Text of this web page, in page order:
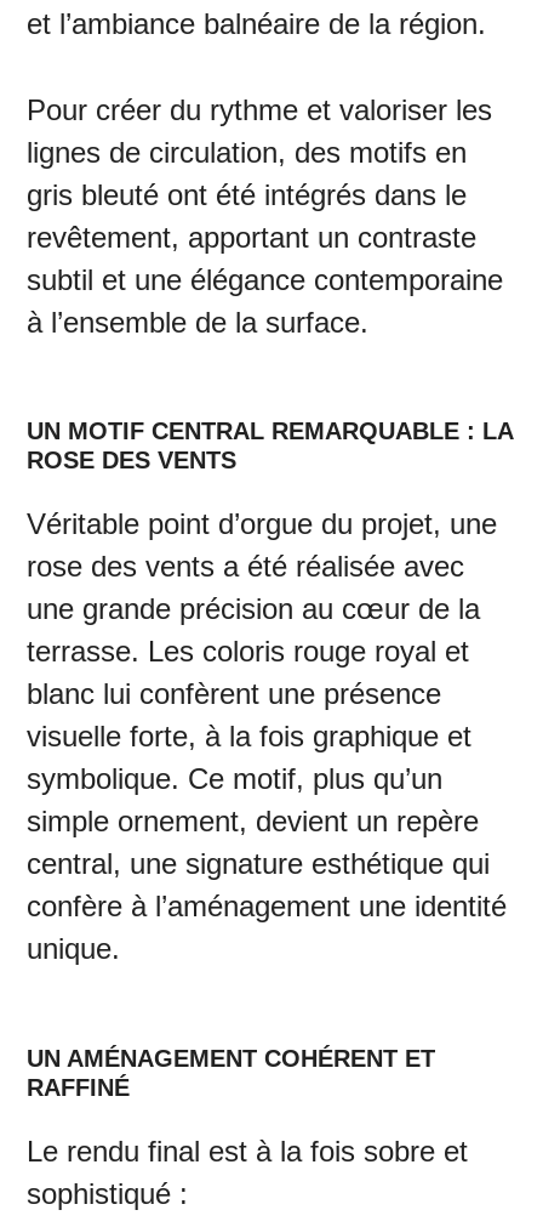
et l’ambiance balnéaire de la région.
Pour créer du rythme et valoriser les
lignes de circulation, des motifs en
gris bleuté ont été intégrés dans le
revêtement, apportant un contraste
subtil et une élégance contemporaine
à l’ensemble de la surface.
UN MOTIF CENTRAL REMARQUABLE : LA
ROSE DES VENTS
Véritable point d’orgue du projet, une
rose des vents a été réalisée avec
une grande précision au cœur de la
terrasse. Les coloris rouge royal et
blanc lui confèrent une présence
visuelle forte, à la fois graphique et
symbolique. Ce motif, plus qu’un
simple ornement, devient un repère
central, une signature esthétique qui
confère à l’aménagement une identité
unique.
UN AMÉNAGEMENT COHÉRENT ET
RAFFINÉ
Le rendu final est à la fois sobre et
sophistiqué :